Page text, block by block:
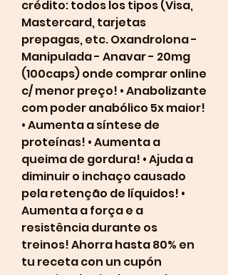
crédito: todos los tipos (Visa,
Mastercard, tarjetas
prepagas, etc. Oxandrolona -
Manipulada - Anavar - 20mg
(100caps) onde comprar online
c/ menor preço! • Anabolizante
com poder anabólico 5x maior!
• Aumenta a síntese de
proteínas! • Aumenta a
queima de gordura! • Ajuda a
diminuir o inchaço causado
pela retenção de líquidos! •
Aumenta a força e a
resistência durante os
treinos! Ahorra hasta 80% en
tu receta con un cupón